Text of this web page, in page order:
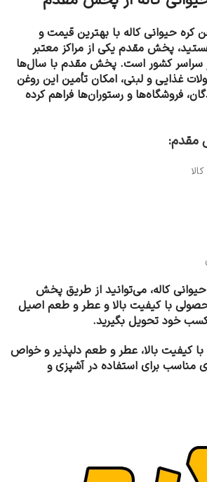
کره حیوانی کاله با بهترین قیمت و
پخش مقدم یکی از مراکز معتبر
سراسر کشور است. پخش مقدم با سال‌ها
غذایی و لبنی، امکان تأمین این روغن
فروشگاه‌ها و رستوران‌ها فراهم کرده
:
کاله، می‌توانید از طریق پخش
با کیفیت بالا و عطر و طعم اصیل
خود تحویل بگیرید.
با کیفیت بالا، عطر و طعم دلپذیر و خواص
مناسب برای استفاده در آشپزی و